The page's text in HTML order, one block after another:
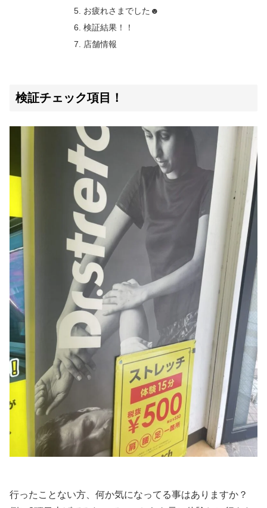
お疲れさまでした☻
検証結果！！
店舗情報
検証チェック項目！
行ったことない方、何か気になってる事はありますか？